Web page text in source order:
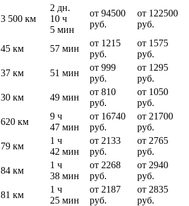
3 500 км
2 дн.
10 ч
5 мин
от 94500
руб.
от 122500
руб.
45 км 57 мин
от 1215
руб.
от 1575
руб.
37 км 51 мин
от 999
руб.
от 1295
руб.
30 км 49 мин
от 810
руб.
от 1050
руб.
620 км
9 ч
47 мин
от 16740
руб.
от 21700
руб.
79 км
1 ч
42 мин
от 2133
руб.
от 2765
руб.
84 км
1 ч
38 мин
от 2268
руб.
от 2940
руб.
81 км
1 ч
25 мин
от 2187
руб.
от 2835
руб.